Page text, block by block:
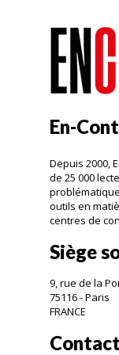
En-
Depuis 2000,
de 25 000
outils en
centres de
Siège
9, rue de la
75116 - Paris
FRANCE